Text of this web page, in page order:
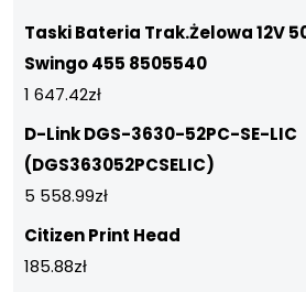
Taski Bateria Trak.Żelowa 12V
Swingo 455 8505540
1 647.42zł
D-Link DGS-3630-52PC-SE-LIC
(DGS363052PCSELIC)
5 558.99zł
Citizen Print Head
185.88zł